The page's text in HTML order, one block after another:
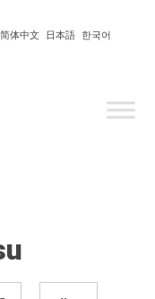
한국어
日本語
简体中文